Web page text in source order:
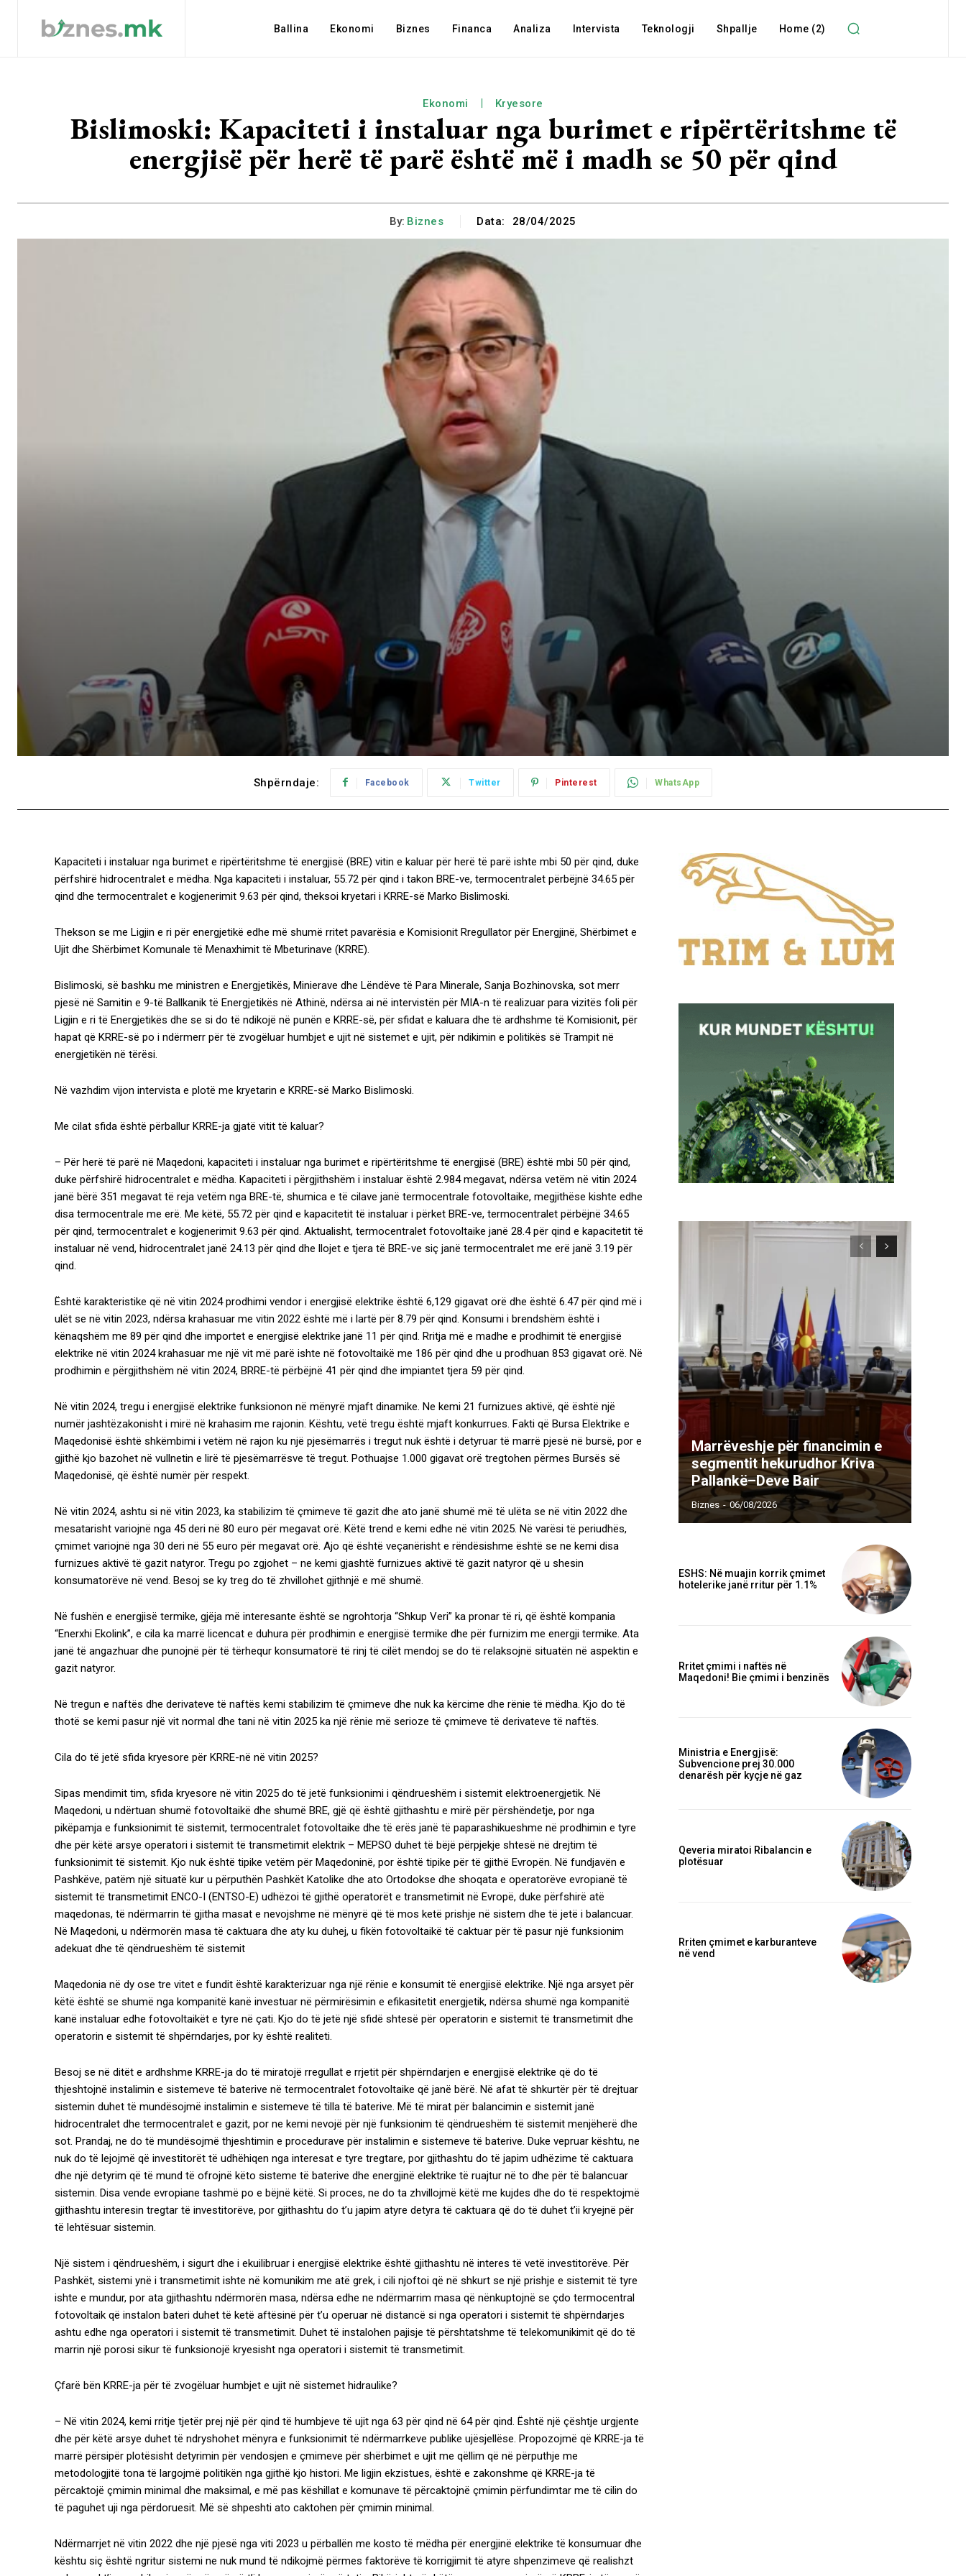
Ballina Ekonomi Biznes Financa Analiza Intervista Teknologji Shpallje Home (2)
Ekonomi Kryesore
Bislimoski: Kapaciteti i instaluar nga burimet e ripërtëritshme të
energjisë për herë të parë është më i madh se 50 për qind
By: Biznes Data: 28/04/2025
Shpërndaje: Facebook Twitter Pinterest WhatsApp
Kapaciteti i instaluar nga burimet e ripërtëritshme të energjisë (BRE) vitin e kaluar për herë të parë ishte mbi 50 për qind, duke
përfshirë hidrocentralet e mëdha. Nga kapaciteti i instaluar, 55.72 për qind i takon BRE-ve, termocentralet përbëjnë 34.65 për
qind dhe termocentralet e kogjenerimit 9.63 për qind, theksoi kryetari i KRRE-së Marko Bislimoski.
Thekson se me Ligjin e ri për energjetikë edhe më shumë rritet pavarësia e Komisionit Rregullator për Energjinë, Shërbimet e
Ujit dhe Shërbimet Komunale të Menaxhimit të Mbeturinave (KRRE).
Bislimoski, së bashku me ministren e Energjetikës, Minierave dhe Lëndëve të Para Minerale, Sanja Bozhinovska, sot merr
pjesë në Samitin e 9-të Ballkanik të Energjetikës në Athinë, ndërsa ai në intervistën për MIA-n të realizuar para vizitës foli për
Ligjin e ri të Energjetikës dhe se si do të ndikojë në punën e KRRE-së, për sfidat e kaluara dhe të ardhshme të Komisionit, për
hapat që KRRE-së po i ndërmerr për të zvogëluar humbjet e ujit në sistemet e ujit, për ndikimin e politikës së Trampit në
energjetikën në tërësi.
Në vazhdim vijon intervista e plotë me kryetarin e KRRE-së Marko Bislimoski.
Me cilat sfida është përballur KRRE-ja gjatë vitit të kaluar?
– Për herë të parë në Maqedoni, kapaciteti i instaluar nga burimet e ripërtëritshme të energjisë (BRE) është mbi 50 për qind,
duke përfshirë hidrocentralet e mëdha. Kapaciteti i përgjithshëm i instaluar është 2.984 megavat, ndërsa vetëm në vitin 2024
janë bërë 351 megavat të reja vetëm nga BRE-të, shumica e të cilave janë termocentrale fotovoltaike, megjithëse kishte edhe
disa termocentrale me erë. Me këtë, 55.72 për qind e kapacitetit të instaluar i përket BRE-ve, termocentralet përbëjnë 34.65
për qind, termocentralet e kogjenerimit 9.63 për qind. Aktualisht, termocentralet fotovoltaike janë 28.4 për qind e kapacitetit të
instaluar në vend, hidrocentralet janë 24.13 për qind dhe llojet e tjera të BRE-ve siç janë termocentralet me erë janë 3.19 për
qind.
Është karakteristike që në vitin 2024 prodhimi vendor i energjisë elektrike është 6,129 gigavat orë dhe është 6.47 për qind më i
ulët se në vitin 2023, ndërsa krahasuar me vitin 2022 është më i lartë për 8.79 për qind. Konsumi i brendshëm është i
kënaqshëm me 89 për qind dhe importet e energjisë elektrike janë 11 për qind. Rritja më e madhe e prodhimit të energjisë
elektrike në vitin 2024 krahasuar me një vit më parë ishte në fotovoltaikë me 186 për qind dhe u prodhuan 853 gigavat orë. Në
prodhimin e përgjithshëm në vitin 2024, BRRE-të përbëjnë 41 për qind dhe impiantet tjera 59 për qind.
Në vitin 2024, tregu i energjisë elektrike funksionon në mënyrë mjaft dinamike. Ne kemi 21 furnizues aktivë, që është një
numër jashtëzakonisht i mirë në krahasim me rajonin. Kështu, vetë tregu është mjaft konkurrues. Fakti që Bursa Elektrike e
Maqedonisë është shkëmbimi i vetëm në rajon ku një pjesëmarrës i tregut nuk është i detyruar të marrë pjesë në bursë, por e
gjithë kjo bazohet në vullnetin e lirë të pjesëmarrësve të tregut. Pothuajse 1.000 gigavat orë tregtohen përmes Bursës së
Maqedonisë, që është numër për respekt.
Në vitin 2024, ashtu si në vitin 2023, ka stabilizim të çmimeve të gazit dhe ato janë shumë më të ulëta se në vitin 2022 dhe
mesatarisht variojnë nga 45 deri në 80 euro për megavat orë. Këtë trend e kemi edhe në vitin 2025. Në varësi të periudhës,
çmimet variojnë nga 30 deri në 55 euro për megavat orë. Ajo që është veçanërisht e rëndësishme është se ne kemi disa
furnizues aktivë të gazit natyror. Tregu po zgjohet – ne kemi gjashtë furnizues aktivë të gazit natyror që u shesin
konsumatorëve në vend. Besoj se ky treg do të zhvillohet gjithnjë e më shumë.
Në fushën e energjisë termike, gjëja më interesante është se ngrohtorja “Shkup Veri” ka pronar të ri, që është kompania
“Enerxhi Ekolink”, e cila ka marrë licencat e duhura për prodhimin e energjisë termike dhe për furnizim me energji termike. Ata
janë të angazhuar dhe punojnë për të tërhequr konsumatorë të rinj të cilët mendoj se do të relaksojnë situatën në aspektin e
gazit natyror.
Në tregun e naftës dhe derivateve të naftës kemi stabilizim të çmimeve dhe nuk ka kërcime dhe rënie të mëdha. Kjo do të
thotë se kemi pasur një vit normal dhe tani në vitin 2025 ka një rënie më serioze të çmimeve të derivateve të naftës.
Cila do të jetë sfida kryesore për KRRE-në në vitin 2025?
Sipas mendimit tim, sfida kryesore në vitin 2025 do të jetë funksionimi i qëndrueshëm i sistemit elektroenergjetik. Në
Maqedoni, u ndërtuan shumë fotovoltaikë dhe shumë BRE, gjë që është gjithashtu e mirë për përshëndetje, por nga
pikëpamja e funksionimit të sistemit, termocentralet fotovoltaike dhe të erës janë të paparashikueshme në prodhimin e tyre
dhe për këtë arsye operatori i sistemit të transmetimit elektrik – MEPSO duhet të bëjë përpjekje shtesë në drejtim të
funksionimit të sistemit. Kjo nuk është tipike vetëm për Maqedoninë, por është tipike për të gjithë Evropën. Në fundjavën e
Pashkëve, patëm një situatë kur u përputhën Pashkët Katolike dhe ato Ortodokse dhe shoqata e operatorëve evropianë të
sistemit të transmetimit ENCO-I (ENTSO-E) udhëzoi të gjithë operatorët e transmetimit në Evropë, duke përfshirë atë
maqedonas, të ndërmarrin të gjitha masat e nevojshme në mënyrë që të mos ketë prishje në sistem dhe të jetë i balancuar.
Në Maqedoni, u ndërmorën masa të caktuara dhe aty ku duhej, u fikën fotovoltaikë të caktuar për të pasur një funksionim
adekuat dhe të qëndrueshëm të sistemit
Maqedonia në dy ose tre vitet e fundit është karakterizuar nga një rënie e konsumit të energjisë elektrike. Një nga arsyet për
këtë është se shumë nga kompanitë kanë investuar në përmirësimin e efikasitetit energjetik, ndërsa shumë nga kompanitë
kanë instaluar edhe fotovoltaikët e tyre në çati. Kjo do të jetë një sfidë shtesë për operatorin e sistemit të transmetimit dhe
operatorin e sistemit të shpërndarjes, por ky është realiteti.
Besoj se në ditët e ardhshme KRRE-ja do të miratojë rregullat e rrjetit për shpërndarjen e energjisë elektrike që do të
thjeshtojnë instalimin e sistemeve të baterive në termocentralet fotovoltaike që janë bërë. Në afat të shkurtër për të drejtuar
sistemin duhet të mundësojmë instalimin e sistemeve të tilla të baterive. Më të mirat për balancimin e sistemit janë
hidrocentralet dhe termocentralet e gazit, por ne kemi nevojë për një funksionim të qëndrueshëm të sistemit menjëherë dhe
sot. Prandaj, ne do të mundësojmë thjeshtimin e procedurave për instalimin e sistemeve të baterive. Duke vepruar kështu, ne
nuk do të lejojmë që investitorët të udhëhiqen nga interesat e tyre tregtare, por gjithashtu do të japim udhëzime të caktuara
dhe një detyrim që të mund të ofrojnë këto sisteme të baterive dhe energjinë elektrike të ruajtur në to dhe për të balancuar
sistemin. Disa vende evropiane tashmë po e bëjnë këtë. Si proces, ne do ta zhvillojmë këtë me kujdes dhe do të respektojmë
gjithashtu interesin tregtar të investitorëve, por gjithashtu do t’u japim atyre detyra të caktuara që do të duhet t’ii kryejnë për
të lehtësuar sistemin.
Një sistem i qëndrueshëm, i sigurt dhe i ekuilibruar i energjisë elektrike është gjithashtu në interes të vetë investitorëve. Për
Pashkët, sistemi ynë i transmetimit ishte në komunikim me atë grek, i cili njoftoi që në shkurt se një prishje e sistemit të tyre
ishte e mundur, por ata gjithashtu ndërmorën masa, ndërsa edhe ne ndërmarrim masa që nënkuptojnë se çdo termocentral
fotovoltaik që instalon bateri duhet të ketë aftësinë për t’u operuar në distancë si nga operatori i sistemit të shpërndarjes
ashtu edhe nga operatori i sistemit të transmetimit. Duhet të instalohen pajisje të përshtatshme të telekomunikimit që do të
marrin një porosi sikur të funksionojë kryesisht nga operatori i sistemit të transmetimit.
Çfarë bën KRRE-ja për të zvogëluar humbjet e ujit në sistemet hidraulike?
– Në vitin 2024, kemi rritje tjetër prej një për qind të humbjeve të ujit nga 63 për qind në 64 për qind. Është një çështje urgjente
dhe për këtë arsye duhet të ndryshohet mënyra e funksionimit të ndërmarrkeve publike ujësjellëse. Propozojmë që KRRE-ja të
marrë përsipër plotësisht detyrimin për vendosjen e çmimeve për shërbimet e ujit me qëllim që në përputhje me
metodologjitë tona të largojmë politikën nga gjithë kjo histori. Me ligjin ekzistues, është e zakonshme që KRRE-ja të
përcaktojë çmimin minimal dhe maksimal, e më pas këshillat e komunave të përcaktojnë çmimin përfundimtar me të cilin do
të paguhet uji nga përdoruesit. Më së shpeshti ato caktohen për çmimin minimal.
Ndërmarrjet në vitin 2022 dhe një pjesë nga viti 2023 u përballën me kosto të mëdha për energjinë elektrike të konsumuar dhe
kështu siç është ngritur sistemi ne nuk mund të ndikojmë përmes faktorëve të korrigjimit të atyre shpenzimeve që realishzt
Marrëveshje për financimin e
segmentit hekurudhor Kriva
Pallankë–Deve Bair
Biznes - 06/08/2026
ESHS: Në muajin korrik çmimet
hotelerike janë rritur për 1.1%
Rritet çmimi i naftës në
Maqedoni! Bie çmimi i benzinës
Ministria e Energjisë:
Subvencione prej 30.000
denarësh për kyçje në gaz
Qeveria miratoi Ribalancin e
plotësuar
Rriten çmimet e karburanteve
në vend